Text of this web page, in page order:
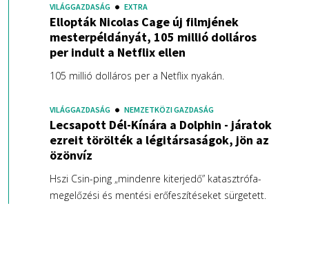
VILÁGGAZDASÁG EXTRA
Ellopták Nicolas Cage új filmjének
mesterpéldányát, 105 millió dolláros
per indult a Netflix ellen
105 millió dolláros per a Netflix nyakán.
VILÁGGAZDASÁG NEMZETKÖZI GAZDASÁG
Lecsapott Dél-Kínára a Dolphin - járatok
ezreit törölték a légitársaságok, jön az
özönvíz
Hszi Csin-ping „mindenre kiterjedő” katasztrófa-
megelőzési és mentési erőfeszítéseket sürgetett.